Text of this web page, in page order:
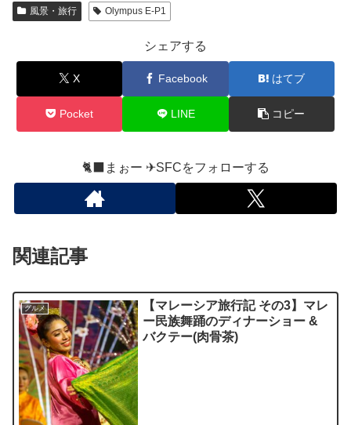
風景・旅行 Olympus E-P1
シェアする
X Facebook はてブ
Pocket LINE コピー
🐈‍⬛まぉー ✈︎SFCをフォローする
関連記事
グルメ
【マレーシア旅行記 その3】マレ
ー民族舞踊のディナーショー &
バクテー(肉骨茶)